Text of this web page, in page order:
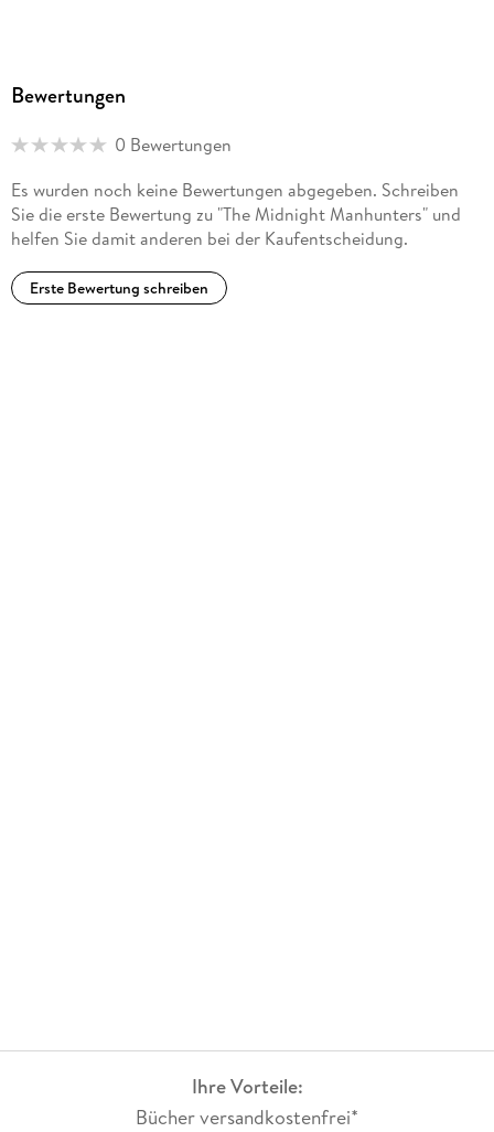
Bewertungen
0 Bewertungen
Es wurden noch keine Bewertungen abgegeben. Schreiben
Sie die erste Bewertung zu "The Midnight Manhunters" und
helfen Sie damit anderen bei der Kaufentscheidung.
Erste Bewertung schreiben
Ihre Vorteile:
Bücher versandkostenfrei*